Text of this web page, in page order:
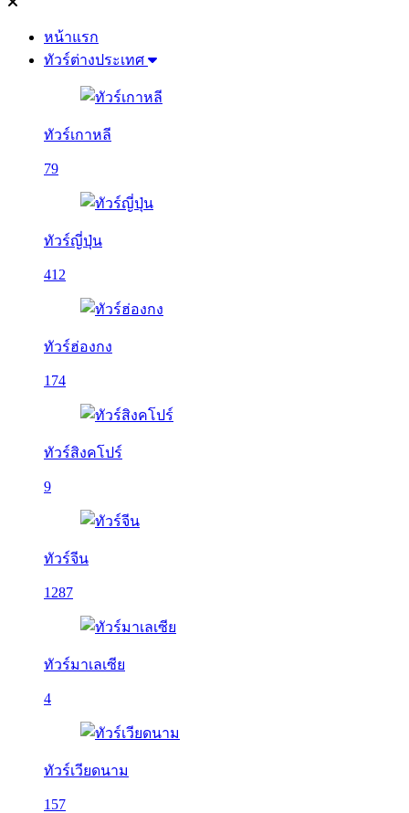
หน้าแรก
ทัวร์ต่างประเทศ
ทัวร์เกาหลี
79
ทัวร์ญี่ปุ่น
412
ทัวร์ฮ่องกง
174
ทัวร์สิงคโปร์
9
ทัวร์จีน
1287
ทัวร์มาเลเซีย
4
ทัวร์เวียดนาม
157